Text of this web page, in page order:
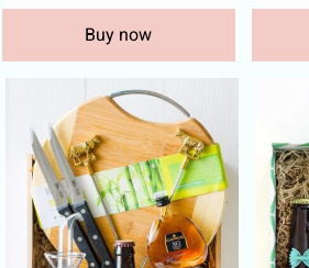
Buy now